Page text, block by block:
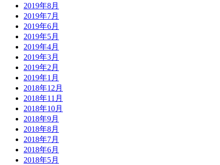
2019年8月
2019年7月
2019年6月
2019年5月
2019年4月
2019年3月
2019年2月
2019年1月
2018年12月
2018年11月
2018年10月
2018年9月
2018年8月
2018年7月
2018年6月
2018年5月